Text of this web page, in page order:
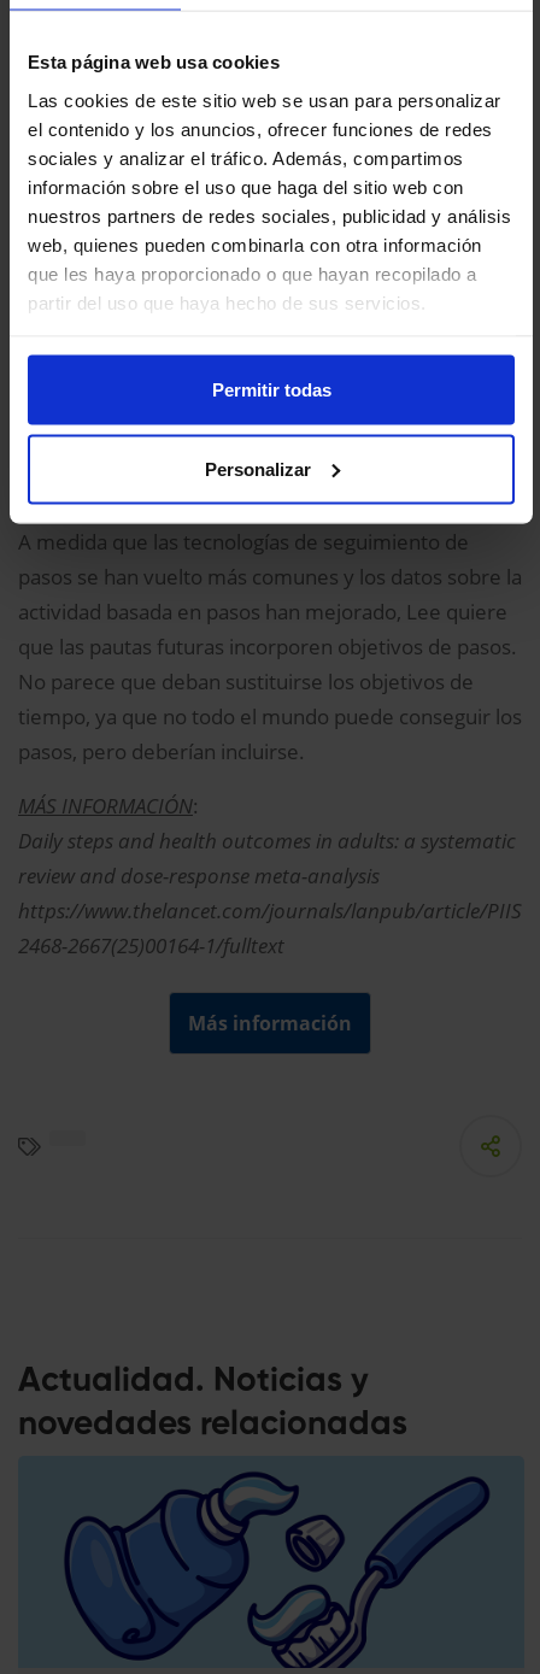
Esta página web usa cookies
Las cookies de este sitio web se usan para personalizar
el contenido y los anuncios, ofrecer funciones de redes
sociales y analizar el tráfico. Además, compartimos
información sobre el uso que haga del sitio web con
nuestros partners de redes sociales, publicidad y análisis
web, quienes pueden combinarla con otra información
que les haya proporcionado o que hayan recopilado a
partir del uso que haya hecho de sus servicios.
Permitir todas
Personalizar
beneficios para la salud del ejercicio diario se
estabilizaban después de 7.500 pasos
La mayoría de los estudios hasta la fecha se han
centrado en la mortalidad por todas las causas y la
salud cardiovascular. El nuevo estudio amplía la
evidencia a otros resultados de salud, aunque los
datos para algunas afecciones, como la diabetes, son
relativamente escasos. Las directrices actuales sobre
actividad física, como las del Departamento de Salud
y Servicios Humanos de EE.UU.,recomiendan 150
minutos semanales de actividad física de
moderada a vigorosa. Sin embargo, debido a la falta
directrices no incluyen objetivos de pasos diarios.
A medida que las tecnologías de seguimiento de
pasos se han vuelto más comunes y los datos sobre la
actividad basada en pasos han mejorado, Lee quiere
que las pautas futuras incorporen objetivos de pasos.
No parece que deban sustituirse los objetivos de
tiempo, ya que no todo el mundo puede conseguir los
pasos, pero deberían incluirse.
MÁS INFORMACIÓN:
Daily steps and health outcomes in adults: a systematic
review and dose-response meta-analysis
https://www.thelancet.com/journals/lanpub/article/PIIS
2468-2667(25)00164-1/fulltext
Más información
Actualidad. Noticias y
novedades relacionadas